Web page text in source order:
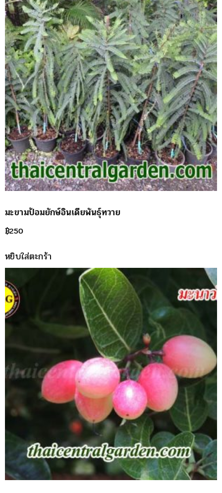
มะขามป้อมยักษ์อินเดียพันธุ์ทวาย
฿250
หยิบใส่ตะกร้า